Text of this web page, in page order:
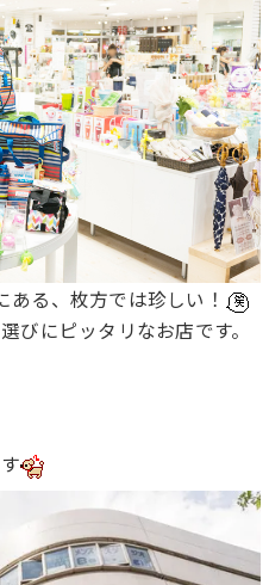
ある、枚方では珍しい！
びにピッタリなお店です。